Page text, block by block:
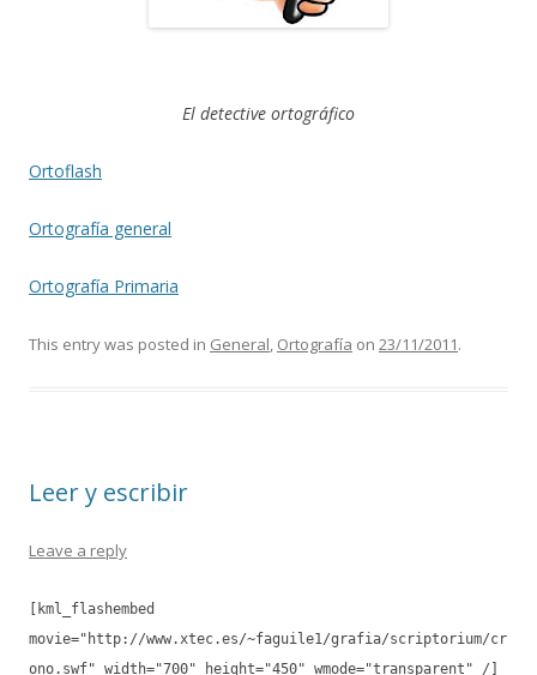
El detective ortográfico
Ortoflash
Ortografía general
Ortografía Primaria
This entry was posted in General, Ortografía on 23/11/2011.
Leer y escribir
Leave a reply
[kml_flashembed
movie="http://www.xtec.es/~faguile1/grafia/scriptorium/cr
ono.swf" width="700" height="450" wmode="transparent" /]